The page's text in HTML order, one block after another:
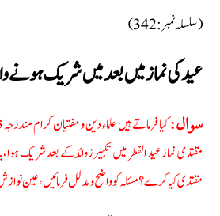
(سلسلہ نمبر: 342)
عید کی نماز میں بعد میں شریک ہونے
سوال:کیا فرماتے ہیں علماء دین و مفتیان کرام
مقتدی نماز عید الفطر میں تکبیر زوائد کے بعد شریک
مقتدی کیا کرے؟ مسئلہ کو واضح ومدلل فرمائیں، عین